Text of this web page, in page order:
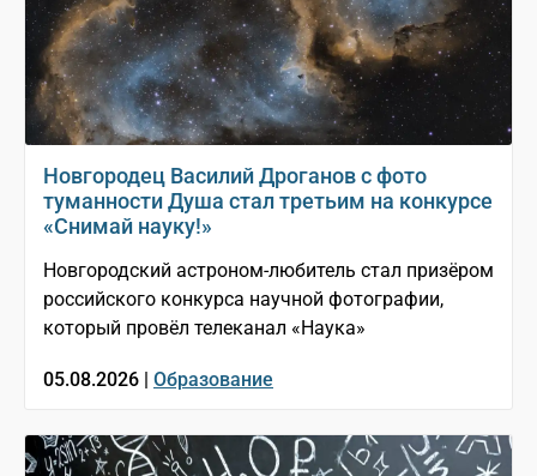
Новгородец Василий Дроганов с фото
туманности Душа стал третьим на конкурсе
«Снимай науку!»
Новгородский астроном-любитель стал призёром
российского конкурса научной фотографии,
который провёл телеканал «Наука»
05.08.2026 | Образование